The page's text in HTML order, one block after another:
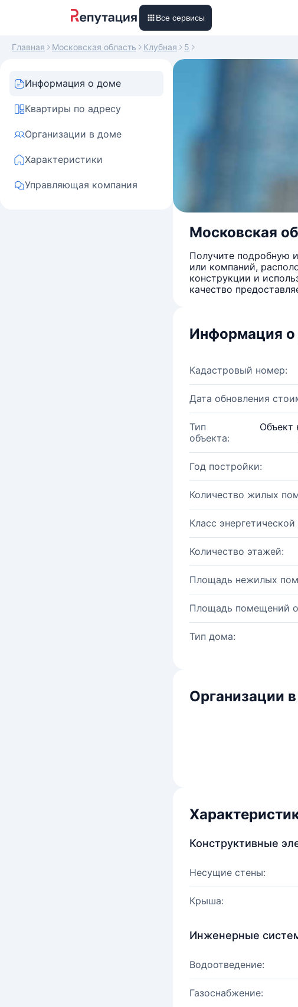
Все сервисы
Главная Московская область Клубная 5
Информация о доме
Квартиры по адресу
Организации в доме
Характеристики
Управляющая компания
Московская
Получите подробную
или компаний,
конструкции и
качество
Информация
Кадастровый номер:
Дата обновления
Тип
объекта:
Объект
Год постройки:
Количество жилых
Класс
Количество этажей:
Площадь нежилых
Площадь помещений
Тип дома:
Организации
Конструктивные
Несущие стены:
Крыша:
Инженерные
Водоотведение:
Газоснабжение: